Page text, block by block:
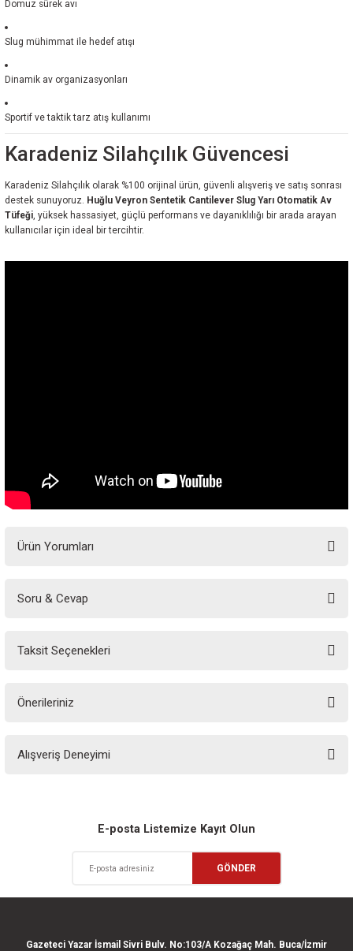
Domuz sürek avı
Slug mühimmat ile hedef atışı
Dinamik av organizasyonları
Sportif ve taktik tarz atış kullanımı
Karadeniz Silahçılık Güvencesi
Karadeniz Silahçılık olarak %100 orijinal ürün, güvenli alışveriş ve satış sonrası
destek sunuyoruz. Huğlu Veyron Sentetik Cantilever Slug Yarı Otomatik Av
Tüfeği, yüksek hassasiyet, güçlü performans ve dayanıklılığı bir arada arayan
kullanıcılar için ideal bir tercihtir.
Ürün Yorumları
Soru & Cevap
Taksit Seçenekleri
Önerileriniz
yetersiz gördüğünüz noktaları öneri formunu kullanarak tarafımıza
Ürün resmi kalitesiz, bozuk veya görüntülenemiyor.
Ürün açıklamasında eksik bilgiler bulunuyor.
Ürün bilgilerinde hatalar bulunuyor.
Ürün fiyatı diğer sitelerden daha pahalı.
Alışveriş Deneyimi
Deneyimini Paylaş
E-posta Listemize Kayıt Olun
GÖNDER
Gazeteci Yazar İsmail Sivri Bulv. No:103/A Kozağaç Mah. Buca/İzmir